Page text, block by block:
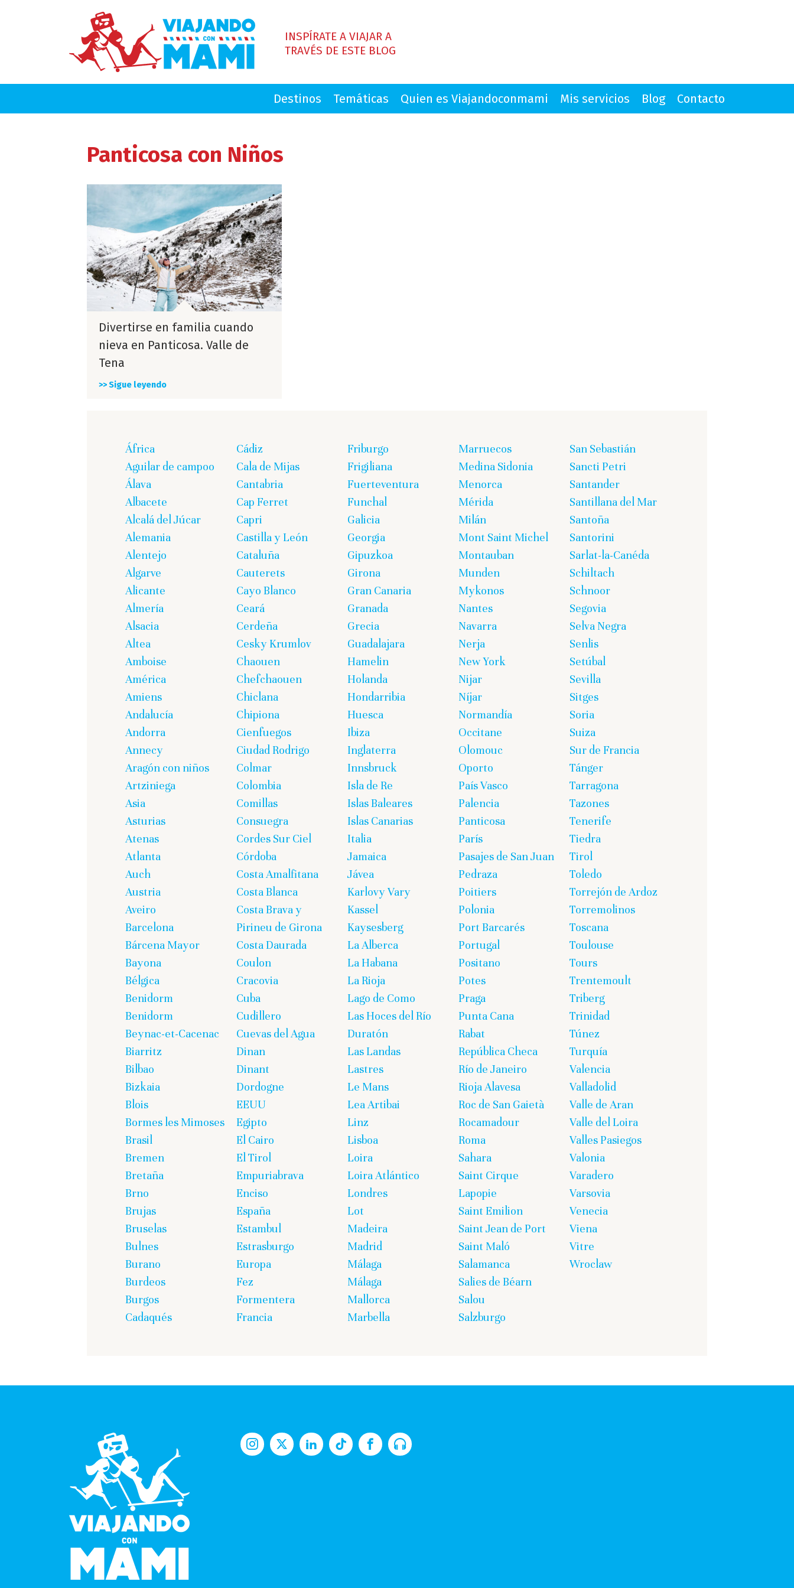
INSPÍRATE A VIAJAR A
TRAVÉS DE ESTE BLOG
Destinos Temáticas Quien es Viajandoconmami Mis servicios Blog Contacto
Panticosa con Niños
Divertirse en familia cuando
nieva en Panticosa. Valle de
Tena
>> Sigue leyendo
África
Aguilar de campoo
Álava
Albacete
Alcalá del Júcar
Alemania
Alentejo
Algarve
Alicante
Almería
Alsacia
Altea
Amboise
América
Amiens
Andalucía
Andorra
Annecy
Aragón con niños
Artziniega
Asia
Asturias
Atenas
Atlanta
Auch
Austria
Aveiro
Barcelona
Bárcena Mayor
Bayona
Bélgica
Benidorm
Benidorm
Beynac-et-Cacenac
Biarritz
Bilbao
Bizkaia
Blois
Bormes les Mimoses
Brasil
Bremen
Bretaña
Brno
Brujas
Bruselas
Bulnes
Burano
Burdeos
Burgos
Cadaqués
Cádiz
Cala de Mijas
Cantabria
Cap Ferret
Capri
Castilla y León
Cataluña
Cauterets
Cayo Blanco
Ceará
Cerdeña
Cesky Krumlov
Chaouen
Chefchaouen
Chiclana
Chipiona
Cienfuegos
Ciudad Rodrigo
Colmar
Colombia
Comillas
Consuegra
Cordes Sur Ciel
Córdoba
Costa Amalfitana
Costa Blanca
Costa Brava y
Pirineu de Girona
Costa Daurada
Coulon
Cracovia
Cuba
Cudillero
Cuevas del Agua
Dinan
Dinant
Dordogne
EEUU
Egipto
El Cairo
El Tirol
Empuriabrava
Enciso
España
Estambul
Estrasburgo
Europa
Fez
Formentera
Francia
Friburgo
Frigiliana
Fuerteventura
Funchal
Galicia
Georgia
Gipuzkoa
Girona
Gran Canaria
Granada
Grecia
Guadalajara
Hamelin
Holanda
Hondarribia
Huesca
Ibiza
Inglaterra
Innsbruck
Isla de Re
Islas Baleares
Islas Canarias
Italia
Jamaica
Jávea
Karlovy Vary
Kassel
Kaysesberg
La Alberca
La Habana
La Rioja
Lago de Como
Las Hoces del Río
Duratón
Las Landas
Lastres
Le Mans
Lea Artibai
Linz
Lisboa
Loira
Loira Atlántico
Londres
Lot
Madeira
Madrid
Málaga
Málaga
Mallorca
Marbella
Marruecos
Medina Sidonia
Menorca
Mérida
Milán
Mont Saint Michel
Montauban
Munden
Mykonos
Nantes
Navarra
Nerja
New York
Nijar
Níjar
Normandía
Occitane
Olomouc
Oporto
País Vasco
Palencia
Panticosa
París
Pasajes de San Juan
Pedraza
Poitiers
Polonia
Port Barcarés
Portugal
Positano
Potes
Praga
Punta Cana
Rabat
República Checa
Río de Janeiro
Rioja Alavesa
Roc de San Gaietà
Rocamadour
Roma
Sahara
Saint Cirque
Lapopie
Saint Emilion
Saint Jean de Port
Saint Maló
Salamanca
Salies de Béarn
Salou
Salzburgo
San Sebastián
Sancti Petri
Santander
Santillana del Mar
Santoña
Santorini
Sarlat-la-Canéda
Schiltach
Schnoor
Segovia
Selva Negra
Senlis
Setúbal
Sevilla
Sitges
Soria
Suiza
Sur de Francia
Tánger
Tarragona
Tazones
Tenerife
Tiedra
Tirol
Toledo
Torrejón de Ardoz
Torremolinos
Toscana
Toulouse
Tours
Trentemoult
Triberg
Trinidad
Túnez
Turquía
Valencia
Valladolid
Valle de Aran
Valle del Loira
Valles Pasiegos
Valonia
Varadero
Varsovia
Venecia
Viena
Vitre
Wroclaw